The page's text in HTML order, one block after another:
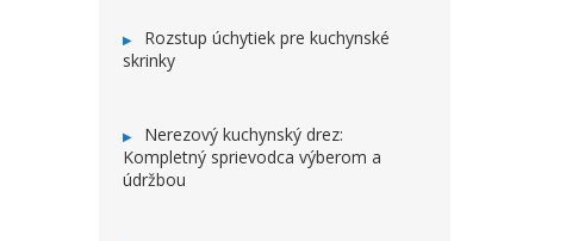
Rozstup úchytiek pre kuchynské
skrinky
Nerezový kuchynský drez:
Kompletný sprievodca výberom a
údržbou